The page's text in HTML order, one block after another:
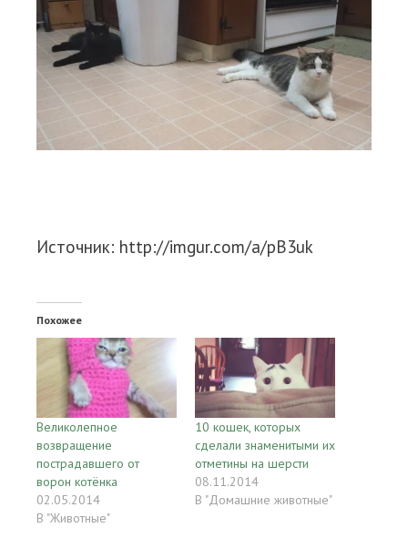
Источник: http://imgur.com/a/pB3uk
Похожее
Великолепное
возвращение
пострадавшего от
ворон котёнка
02.05.2014
В "Животные"
10 кошек, которых
сделали знаменитыми их
отметины на шерсти
08.11.2014
В "Домашние животные"